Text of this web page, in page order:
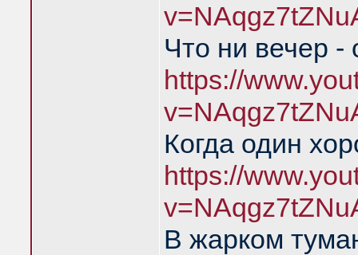
Что ни вечер -
https://
Когда один
https://
В жарком